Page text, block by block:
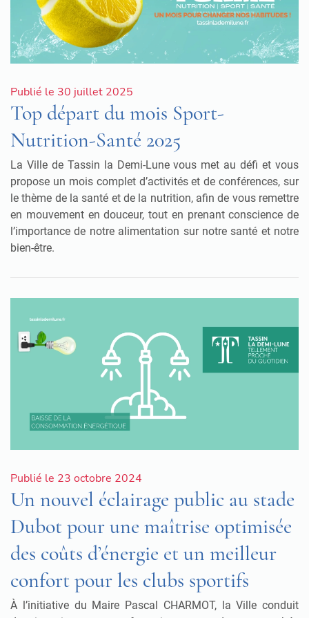
Publié le 30 juillet 2025
Top départ du mois Sport-
Nutrition-Santé 2025
La Ville de Tassin la Demi-Lune vous met au défi et vous
propose un mois complet d’activités et de conférences, sur
le thème de la santé et de la nutrition, afin de vous remettre
en mouvement en douceur, tout en prenant conscience de
l’importance de notre alimentation sur notre santé et notre
bien-être.
Publié le 23 octobre 2024
Un nouvel éclairage public au stade
Dubot pour une maîtrise optimisée
des coûts d’énergie et un meilleur
confort pour les clubs sportifs
À l’initiative du Maire Pascal CHARMOT, la Ville conduit